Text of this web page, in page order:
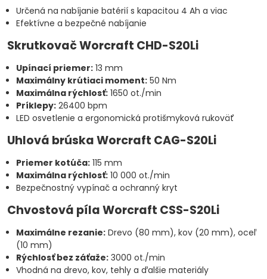
Určená na nabíjanie batérií s kapacitou 4 Ah a viac
Efektívne a bezpečné nabíjanie
Skrutkovač Worcraft CHD-S20Li
Upínací priemer: 13 mm
Maximálny krútiaci moment: 50 Nm
Maximálna rýchlosť: 1650 ot./min
Príklepy: 26400 bpm
LED osvetlenie a ergonomická protišmyková rukoväť
Uhlová brúska Worcraft CAG-S20Li
Priemer kotúča: 115 mm
Maximálna rýchlosť: 10 000 ot./min
Bezpečnostný vypínač a ochranný kryt
Chvostová píla Worcraft CSS-S20Li
Maximálne rezanie: Drevo (80 mm), kov (20 mm), oceľ
(10 mm)
Rýchlosť bez záťaže: 3000 ot./min
Vhodná na drevo, kov, tehly a ďalšie materiály